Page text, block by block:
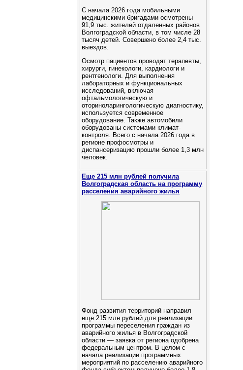
С начала 2026 года мобильными
медицинскими бригадами осмотрены
91,9 тыс. жителей отдаленных районов
Волгоградской области, в том числе 28
тысяч детей. Cовершено более 2,4 тыс.
выездов.
Осмотр пациентов проводят терапевты,
хирурги, гинекологи, кардиологи и
рентгенологи. Для выполнения
лабораторных и функциональных
исследований, включая
офтальмологическую и
оториноларингологическую диагностику,
используется современное
оборудование. Также автомобили
оборудованы системами климат-
контроля. Всего с начала 2026 года в
регионе профосмотры и
диспансеризацию прошли более 1,3 млн
человек.
Еще 215 млн рублей получила
Волгоградская область на программу
расселения аварийного жилья
Фонд развития территорий направил
еще 215 млн рублей для реализации
программы переселения граждан из
аварийного жилья в Волгоградской
области — заявка от региона одобрена
федеральным центром. В целом с
начала реализации программных
мероприятий по расселению аварийного